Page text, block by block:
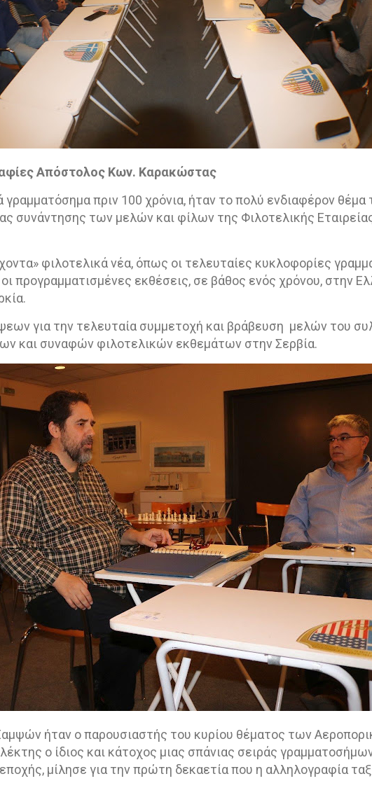
Απόστολος Κων. Καρακώστας
πριν 100 χρόνια, ήταν το πολύ ενδιαφέρον θέμα
συνάντησης των μελών και φίλων της Φιλοτελικής
φιλοτελικά νέα, όπως οι τελευταίες κυκλοφορίες
οι προγραμματισμένες εκθέσεις, σε βάθος ενός χρόνου, στην
για την τελευταία συμμετοχή και βράβευση μελών του
και συναφών φιλοτελικών εκθεμάτων στην Σερβία.
ήταν ο παρουσιαστής του κυρίου θέματος των
ο ίδιος και κάτοχος μιας σπάνιας σειράς
μίλησε για την πρώτη δεκαετία που η αλληλογραφία